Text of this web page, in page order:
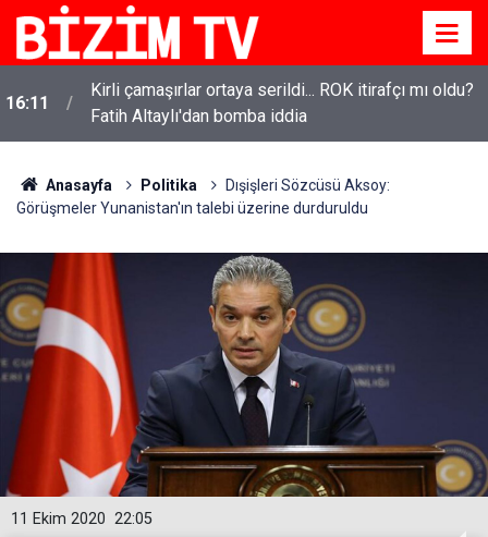
16:11
Kirli çamaşırlar ortaya serildi... ROK itirafçı mı oldu?
Fatih Altaylı'dan bomba iddia
Anasayfa Politika
Dışişleri Sözcüsü Aksoy:
Görüşmeler Yunanistan'ın talebi üzerine durduruldu
22:05
11 Ekim 2020